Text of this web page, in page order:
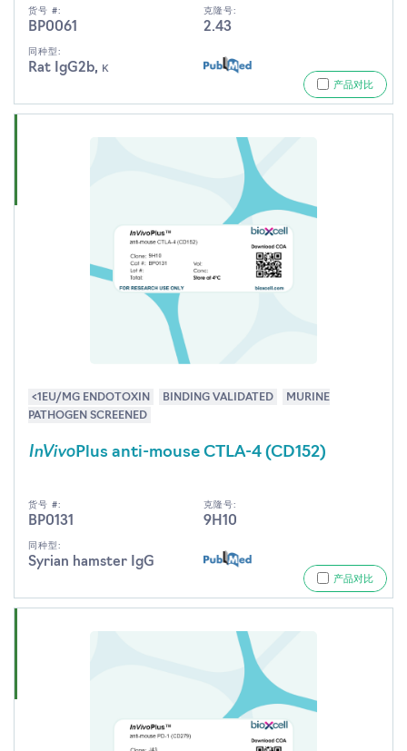
货号 #:
BP0061
克隆号:
2.43
同种型:
Rat IgG2b, κ
产品对比
<1EU/MG ENDOTOXIN BINDING VALIDATED
MURINE
PATHOGEN SCREENED
InVivoPlus anti-mouse CTLA-4 (CD152)
货号 #:
BP0131
克隆号:
9H10
同种型:
Syrian hamster IgG
产品对比